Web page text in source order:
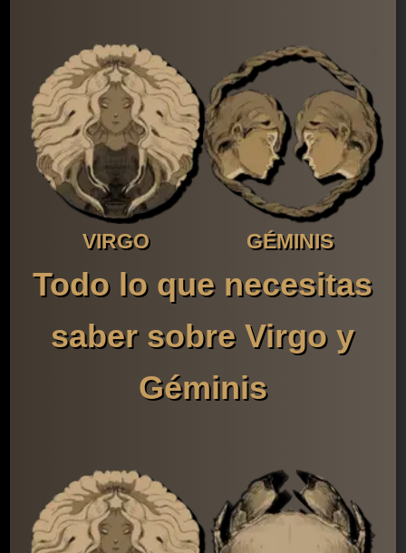
VIRGO GÉMINIS
Todo lo que necesitas
saber sobre Virgo y
Géminis